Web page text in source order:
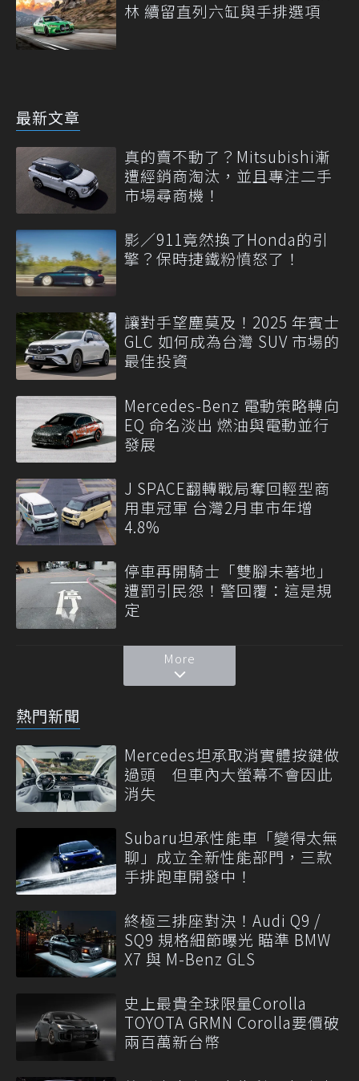
林 續留直列六缸與手排選項
最新文章
真的賣不動了？Mitsubishi漸
遭經銷商淘汰，並且專注二手
市場尋商機！
影／911竟然換了Honda的引
擎？保時捷鐵粉憤怒了！
讓對手望塵莫及！2025 年賓士
GLC 如何成為台灣 SUV 市場的
最佳投資
Mercedes-Benz 電動策略轉向
EQ 命名淡出 燃油與電動並行
發展
J SPACE翻轉戰局奪回輕型商
用車冠軍 台灣2月車市年增
4.8%
停車再開騎士「雙腳未著地」
遭罰引民怨！警回覆：這是規
定
More
熱門新聞
Mercedes坦承取消實體按鍵做
過頭 但車內大螢幕不會因此
消失
Subaru坦承性能車「變得太無
聊」成立全新性能部門，三款
手排跑車開發中！
終極三排座對決！Audi Q9 /
SQ9 規格細節曝光 瞄準 BMW
X7 與 M-Benz GLS
史上最貴全球限量Corolla
TOYOTA GRMN Corolla要價破
兩百萬新台幣